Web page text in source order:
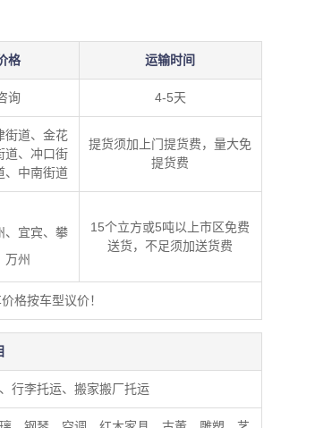
格 运输时间
询 4-5天
街道、金花
道、冲口街
、中南街道
提货须加上门提货费，量大免
提货费
、宜宾、攀
万州
15个立方或5吨以上市区免费
送货，不足须加送货费
格按车型议价！
行李托运、搬家搬厂托运